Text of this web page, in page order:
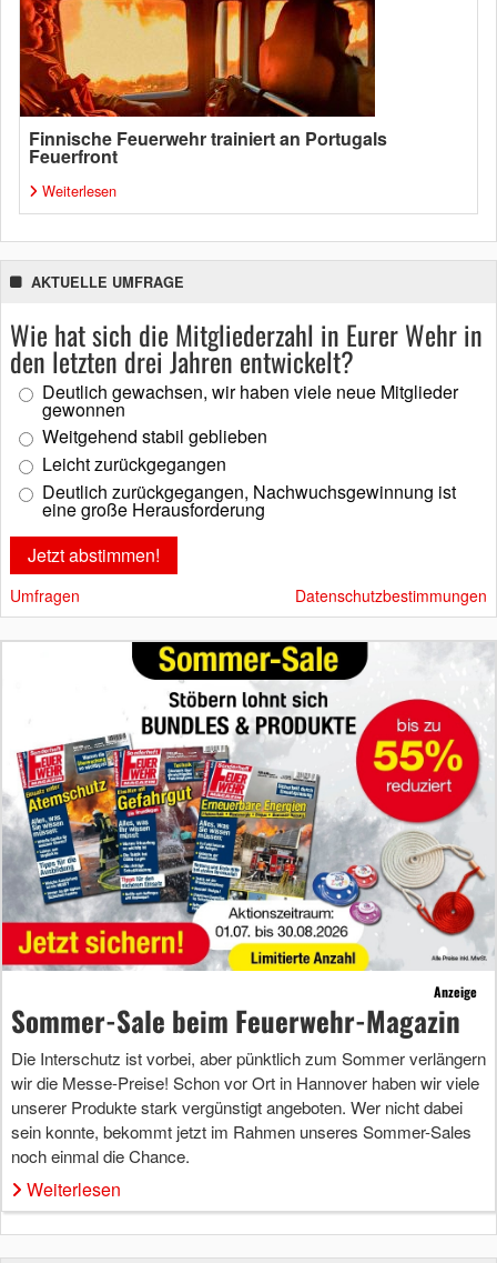
Finnische Feuerwehr trainiert an Portugals
Feuerfront
Weiterlesen
AKTUELLE UMFRAGE
Wie hat sich die Mitgliederzahl in Eurer Wehr in
den letzten drei Jahren entwickelt?
Deutlich gewachsen, wir haben viele neue Mitglieder
gewonnen
Weitgehend stabil geblieben
Leicht zurückgegangen
Deutlich zurückgegangen, Nachwuchsgewinnung ist
eine große Herausforderung
Umfragen Datenschutzbestimmungen
Anzeige
Sommer-Sale beim Feuerwehr-Magazin
Die Interschutz ist vorbei, aber pünktlich zum Sommer verlängern
wir die Messe-Preise! Schon vor Ort in Hannover haben wir viele
unserer Produkte stark vergünstigt angeboten. Wer nicht dabei
sein konnte, bekommt jetzt im Rahmen unseres Sommer-Sales
noch einmal die Chance.
Weiterlesen